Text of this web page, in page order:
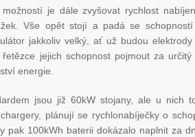
možností je dále zvyšovat rychlost
Vše opět stojí a padá se
jakkoliv velký, ať už budou
řetězce jejich schopnost pojmout za
energie.
jsou již 60kW stojany, ale u nich
plánují se rychlonabíječky o
pak 100kWh baterii dokázalo naplnit za